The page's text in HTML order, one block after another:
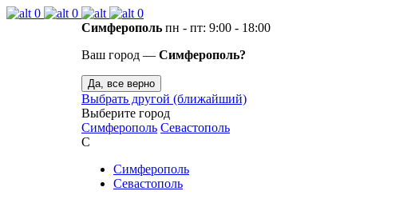
0 0
0
Симферополь пн - пт: 9:00 - 18:00
Ваш город — Симферополь?
Да, все верно
Выбрать другой (ближайший)
Выберите город
Симферополь Севастополь
С
Симферополь
Севастополь